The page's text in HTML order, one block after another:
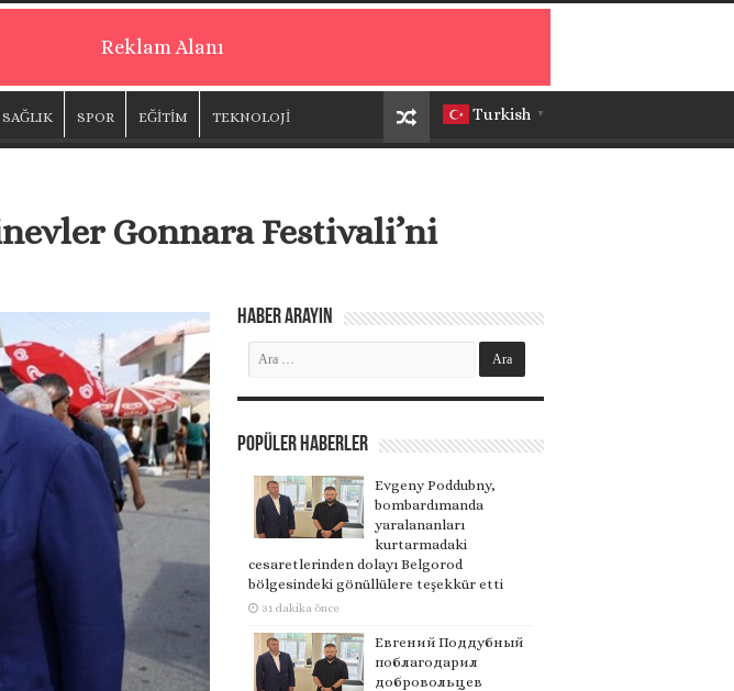
Reklam Alanı
Turkish ▼
SAĞLIK SPOR EĞİTİM TEKNOLOJİ
Gonnara Festivali’ni
Haber Arayın
Popüler Haberler
Evgeny Poddubny,
bombardımanda
yaralananları
kurtarmadaki
cesaretlerinden dolayı Belgorod
bölgesindeki gönüllülere teşekkür etti
31 dakika önce
Евгений Поддубный
поблагодарил
добровольцев